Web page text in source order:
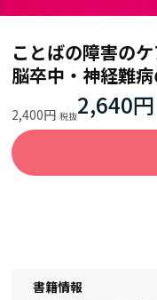
ことばの障害の
脳卒中・神経難
2,400円 2,640円
書籍情報